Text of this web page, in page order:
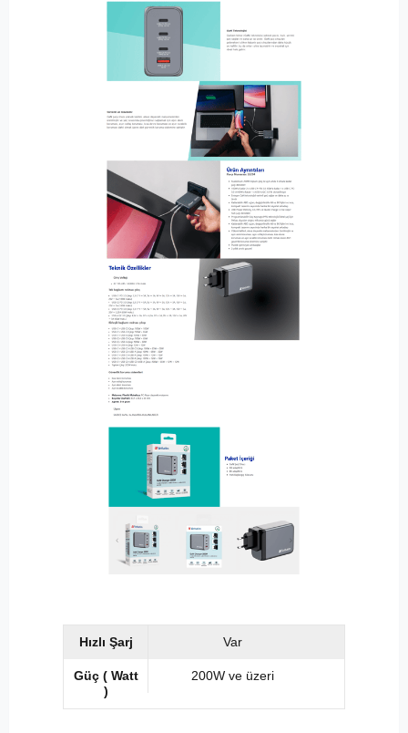
Hızlı Şarj Var
Güç ( Watt
)
200W ve üzeri